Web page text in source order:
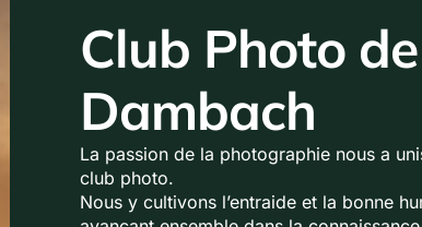
Club Photo de
Dambach
La passion de la photographie nous a
club photo.
Nous y cultivons l’entraide et la bonne